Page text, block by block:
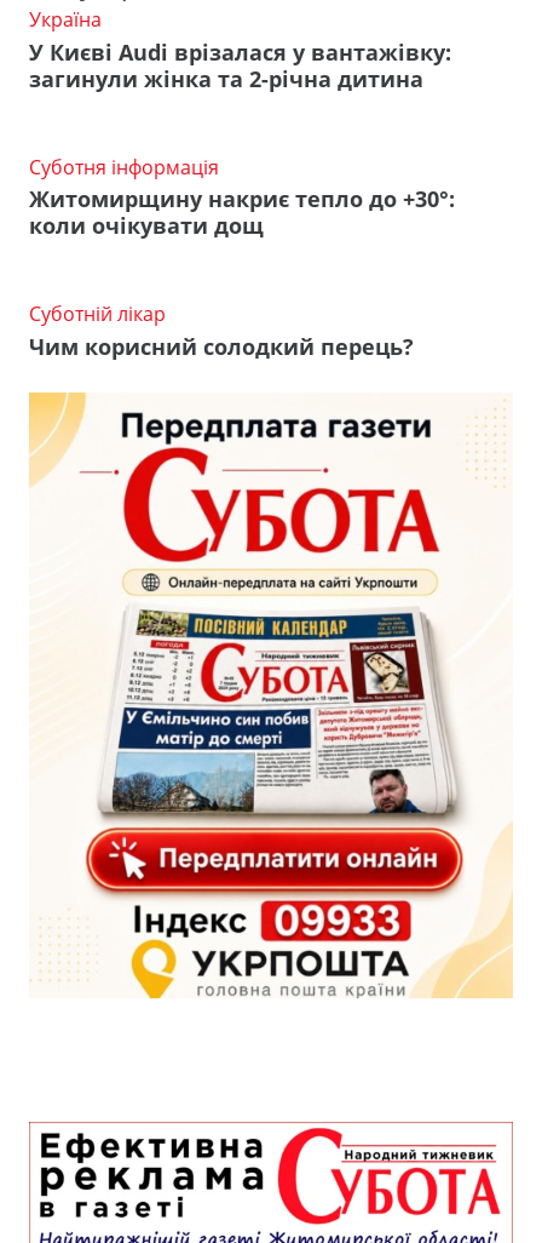
Україна
У Києві Audi врізалася у вантажівку:
загинули жінка та 2-річна дитина
Суботня інформація
Житомирщину накриє тепло до +30°:
коли очікувати дощ
Суботній лікар
Чим корисний солодкий перець?